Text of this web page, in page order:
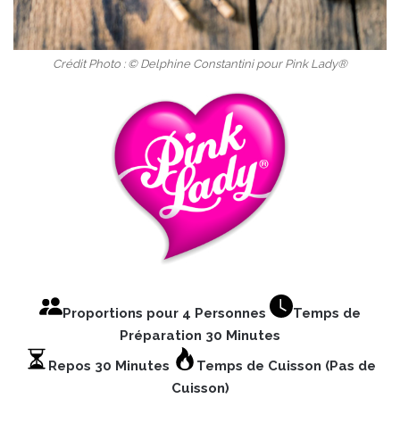
Crédit Photo : © Delphine Constantini pour Pink Lady®
Proportions pour 4 Personnes
Temps de
Préparation 30 Minutes
Repos 30 Minutes
Temps de Cuisson (Pas de
Cuisson)